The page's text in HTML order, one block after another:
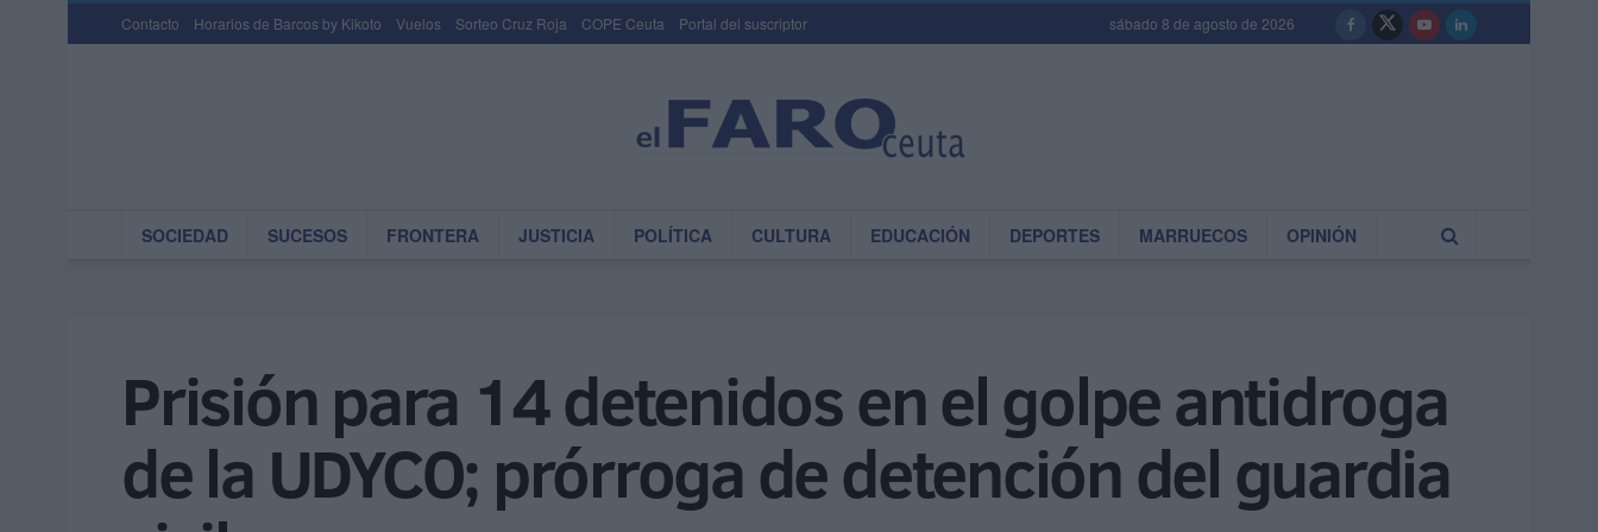
Contacto Horarios de Barcos by Kikoto Vuelos Sorteo Cruz Roja COPE Ceuta Portal del suscriptor sábado 8 de agosto de 2026
SOCIEDAD SUCESOS FRONTERA JUSTICIA POLÍTICA CULTURA EDUCACIÓN DEPORTES MARRUECOS OPINIÓN
Prisión para 14 detenidos en el golpe antidroga
de la UDYCO; prórroga de detención del guardia